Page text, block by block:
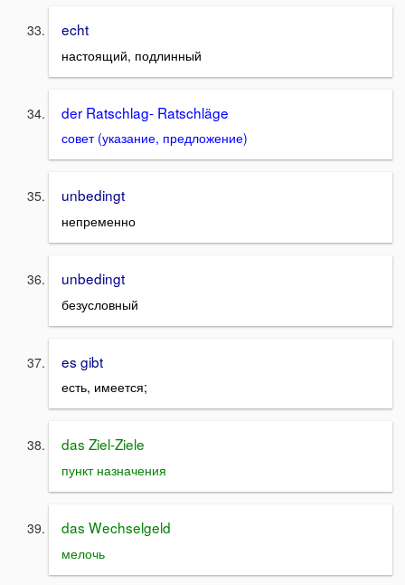
echt
настоящий, подлинный
der Ratschlag- Ratschläge
совет (указание, предложение)
unbedingt
непременно
unbedingt
безусловный
es gibt
есть, имеется;
das Ziel-Ziele
пункт назначения
das Wechselgeld
мелочь